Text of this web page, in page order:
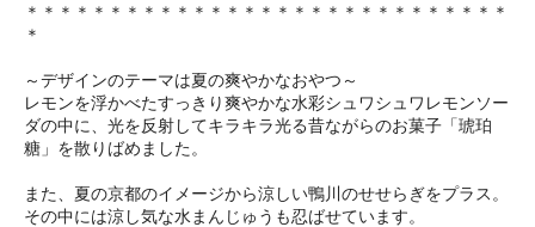
＊＊＊＊＊＊＊＊＊＊＊＊＊＊＊＊＊＊＊＊＊＊＊＊＊＊＊＊＊
＊
～デザインのテーマは夏の爽やかなおやつ～
レモンを浮かべたすっきり爽やかな水彩シュワシュワレモンソー
ダの中に、光を反射してキラキラ光る昔ながらのお菓子「琥珀
糖」を散りばめました。
また、夏の京都のイメージから涼しい鴨川のせせらぎをプラス。
その中には涼し気な水まんじゅうも忍ばせています。